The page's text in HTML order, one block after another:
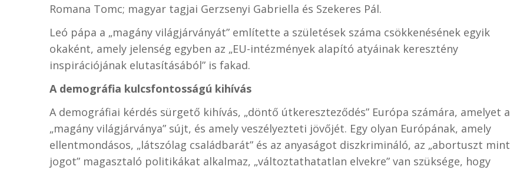
Romana Tomc; magyar tagjai Gerzsenyi Gabriella és Szekeres Pál.
Leó pápa a „magány világjárványát” említette a születések száma csökkenésének egyik
okaként, amely jelenség egyben az „EU-intézmények alapító atyáinak keresztény
inspirációjának elutasításából” is fakad.
A demográfia kulcsfontosságú kihívás
A demográfiai kérdés sürgető kihívás, „döntő útkereszteződés” Európa számára, amelyet a
„magány világjárványa” sújt, és amely veszélyezteti jövőjét. Egy olyan Európának, amely
ellentmondásos, „látszólag családbarát” és az anyaságot diszkrimináló, az „abortuszt mint
jogot” magasztaló politikákat alkalmaz, „változtathatatlan elvekre” van szüksége, hogy